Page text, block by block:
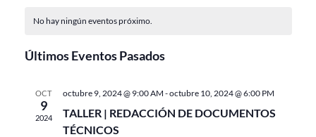
deNo hay ningún eventos próximo.
Últimos Eventos Pasados
OCT
9
2024
octubre 9, 2024 @ 9:00 AM -octubre 10, 2024 @ 6:00 PM
TALLER | REDACCIÓN DE DOCUMENTOS
TÉCNICOS